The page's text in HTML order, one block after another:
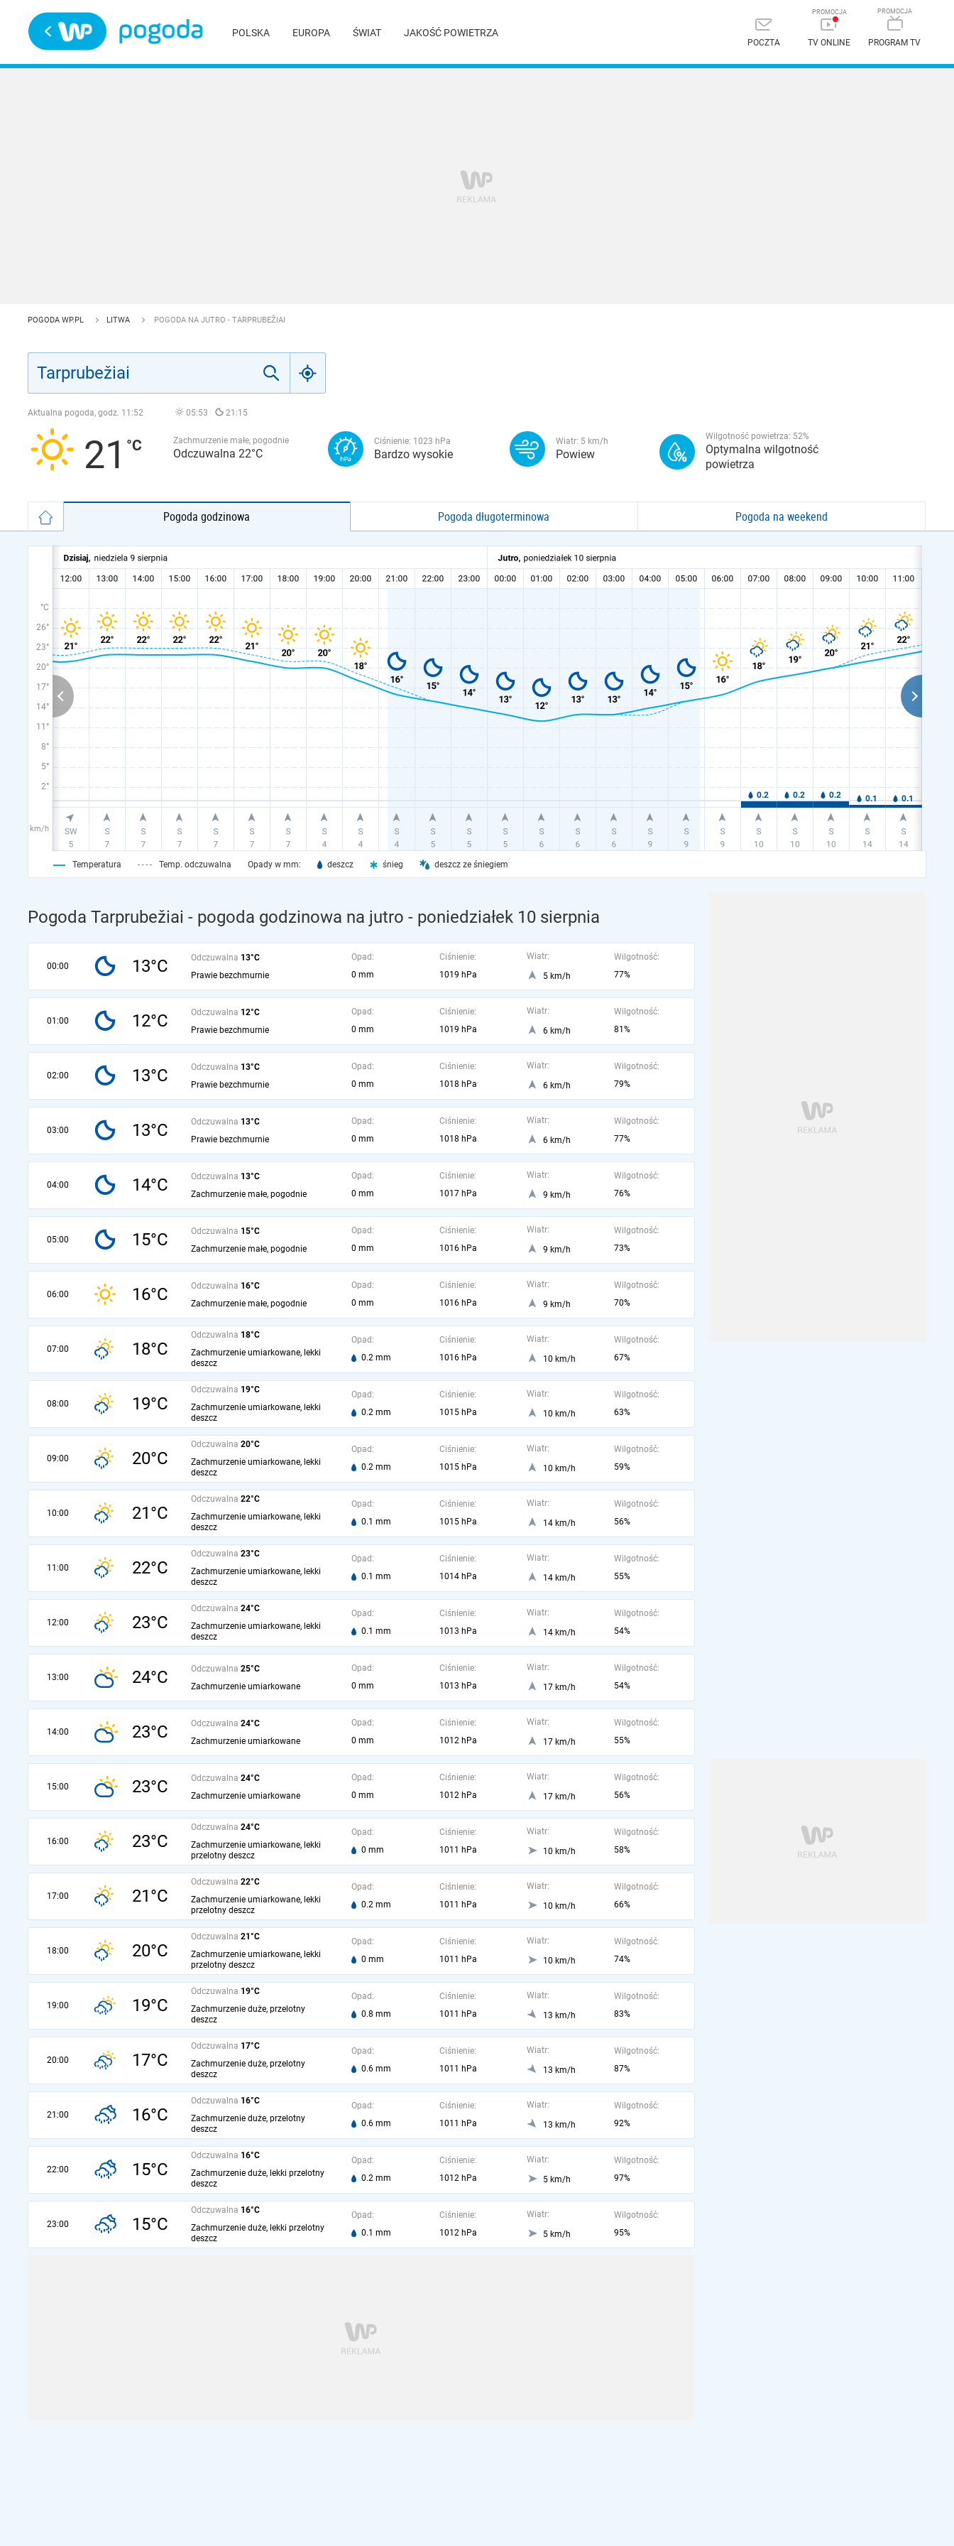
POLSKA EUROPA ŚWIAT JAKOŚĆ POWIETRZA
POCZTA TV ONLINE PROGRAM TV
POGODA WP.PL LITWA POGODA NA JUTRO - TARPRUBEŽIAI
Aktualna pogoda, godz. 11:52 05:53 21:15
21 Zachmurzenie małe, pogodnie
Odczuwalna 22°C
Ciśnienie: 1023 hPa
Bardzo wysokie
Wiatr: 5 km/h
Powiew
Wilgotność powietrza: 52%
Optymalna wilgotność
powietrza
Pogoda godzinowa Pogoda długoterminowa Pogoda na weekend
°C
26°
23°
20°
17°
14°
11°
8°
5°
2°
km/h
Temperatura Temp. odczuwalna Opady w mm: deszcz śnieg deszcz ze śniegiem
Pogoda Tarprubežiai - pogoda godzinowa na jutro - poniedziałek 10 sierpnia
00:00 13°C Odczuwalna 13°C
Prawie bezchmurnie
Opad:
0 mm
Ciśnienie:
1019 hPa
Wiatr:
5 km/h
Wilgotność:
77%
01:00 12°C Odczuwalna 12°C
Prawie bezchmurnie
Opad:
0 mm
Ciśnienie:
1019 hPa
Wiatr:
6 km/h
Wilgotność:
81%
02:00 13°C Odczuwalna 13°C
Prawie bezchmurnie
Opad:
0 mm
Ciśnienie:
1018 hPa
Wiatr:
6 km/h
Wilgotność:
79%
03:00 13°C Odczuwalna 13°C
Prawie bezchmurnie
Opad:
0 mm
Ciśnienie:
1018 hPa
Wiatr:
6 km/h
Wilgotność:
77%
04:00 14°C Odczuwalna 13°C
Zachmurzenie małe, pogodnie
Opad:
0 mm
Ciśnienie:
1017 hPa
Wiatr:
9 km/h
Wilgotność:
76%
05:00 15°C Odczuwalna 15°C
Zachmurzenie małe, pogodnie
Opad:
0 mm
Ciśnienie:
1016 hPa
Wiatr:
9 km/h
Wilgotność:
73%
06:00 16°C Odczuwalna 16°C
Zachmurzenie małe, pogodnie
Opad:
0 mm
Ciśnienie:
1016 hPa
Wiatr:
9 km/h
Wilgotność:
70%
07:00 18°C
Odczuwalna 18°C
Zachmurzenie umiarkowane, lekki
deszcz
Opad:
0.2 mm
Ciśnienie:
1016 hPa
Wiatr:
10 km/h
Wilgotność:
67%
08:00 19°C
Odczuwalna 19°C
Zachmurzenie umiarkowane, lekki
deszcz
Opad:
0.2 mm
Ciśnienie:
1015 hPa
Wiatr:
10 km/h
Wilgotność:
63%
09:00 20°C
Odczuwalna 20°C
Zachmurzenie umiarkowane, lekki
deszcz
Opad:
0.2 mm
Ciśnienie:
1015 hPa
Wiatr:
10 km/h
Wilgotność:
59%
10:00 21°C
Odczuwalna 22°C
Zachmurzenie umiarkowane, lekki
deszcz
Opad:
0.1 mm
Ciśnienie:
1015 hPa
Wiatr:
14 km/h
Wilgotność:
56%
11:00 22°C
Odczuwalna 23°C
Zachmurzenie umiarkowane, lekki
deszcz
Opad:
0.1 mm
Ciśnienie:
1014 hPa
Wiatr:
14 km/h
Wilgotność:
55%
12:00 23°C
Odczuwalna 24°C
Zachmurzenie umiarkowane, lekki
deszcz
Opad:
0.1 mm
Ciśnienie:
1013 hPa
Wiatr:
14 km/h
Wilgotność:
54%
13:00 24°C Odczuwalna 25°C
Zachmurzenie umiarkowane
Opad:
0 mm
Ciśnienie:
1013 hPa
Wiatr:
17 km/h
Wilgotność:
54%
14:00 23°C Odczuwalna 24°C
Zachmurzenie umiarkowane
Opad:
0 mm
Ciśnienie:
1012 hPa
Wiatr:
17 km/h
Wilgotność:
55%
15:00 23°C Odczuwalna 24°C
Zachmurzenie umiarkowane
Opad:
0 mm
Ciśnienie:
1012 hPa
Wiatr:
17 km/h
Wilgotność:
56%
16:00 23°C
Odczuwalna 24°C
Zachmurzenie umiarkowane, lekki
przelotny deszcz
Opad:
0 mm
Ciśnienie:
1011 hPa
Wiatr:
10 km/h
Wilgotność:
58%
17:00 21°C
Odczuwalna 22°C
Zachmurzenie umiarkowane, lekki
przelotny deszcz
Opad:
0.2 mm
Ciśnienie:
1011 hPa
Wiatr:
10 km/h
Wilgotność:
66%
18:00 20°C
Odczuwalna 21°C
Zachmurzenie umiarkowane, lekki
przelotny deszcz
Opad:
0 mm
Ciśnienie:
1011 hPa
Wiatr:
10 km/h
Wilgotność:
74%
19:00 19°C
Odczuwalna 19°C
Zachmurzenie duże, przelotny
deszcz
Opad:
0.8 mm
Ciśnienie:
1011 hPa
Wiatr:
13 km/h
Wilgotność:
83%
20:00 17°C
Odczuwalna 17°C
Zachmurzenie duże, przelotny
deszcz
Opad:
0.6 mm
Ciśnienie:
1011 hPa
Wiatr:
13 km/h
Wilgotność:
87%
21:00 16°C
Odczuwalna 16°C
Zachmurzenie duże, przelotny
deszcz
Opad:
0.6 mm
Ciśnienie:
1011 hPa
Wiatr:
13 km/h
Wilgotność:
92%
22:00 15°C
Odczuwalna 16°C
Zachmurzenie duże, lekki przelotny
deszcz
Opad:
0.2 mm
Ciśnienie:
1012 hPa
Wiatr:
5 km/h
Wilgotność:
97%
23:00 15°C
Odczuwalna 16°C
Zachmurzenie duże, lekki przelotny
deszcz
Opad:
0.1 mm
Ciśnienie:
1012 hPa
Wiatr:
5 km/h
Wilgotność:
95%